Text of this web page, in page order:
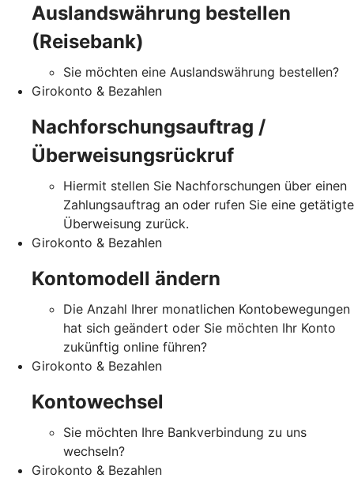
Auslandswährung bestellen
(Reisebank)
Sie möchten eine Auslandswährung bestellen?
Girokonto & Bezahlen
Nachforschungsauftrag /
Überweisungsrückruf
Hiermit stellen Sie Nachforschungen über einen
Zahlungsauftrag an oder rufen Sie eine getätigte
Überweisung zurück.
Girokonto & Bezahlen
Kontomodell ändern
Die Anzahl Ihrer monatlichen Kontobewegungen
hat sich geändert oder Sie möchten Ihr Konto
zukünftig online führen?
Girokonto & Bezahlen
Kontowechsel
Sie möchten Ihre Bankverbindung zu uns
wechseln?
Girokonto & Bezahlen